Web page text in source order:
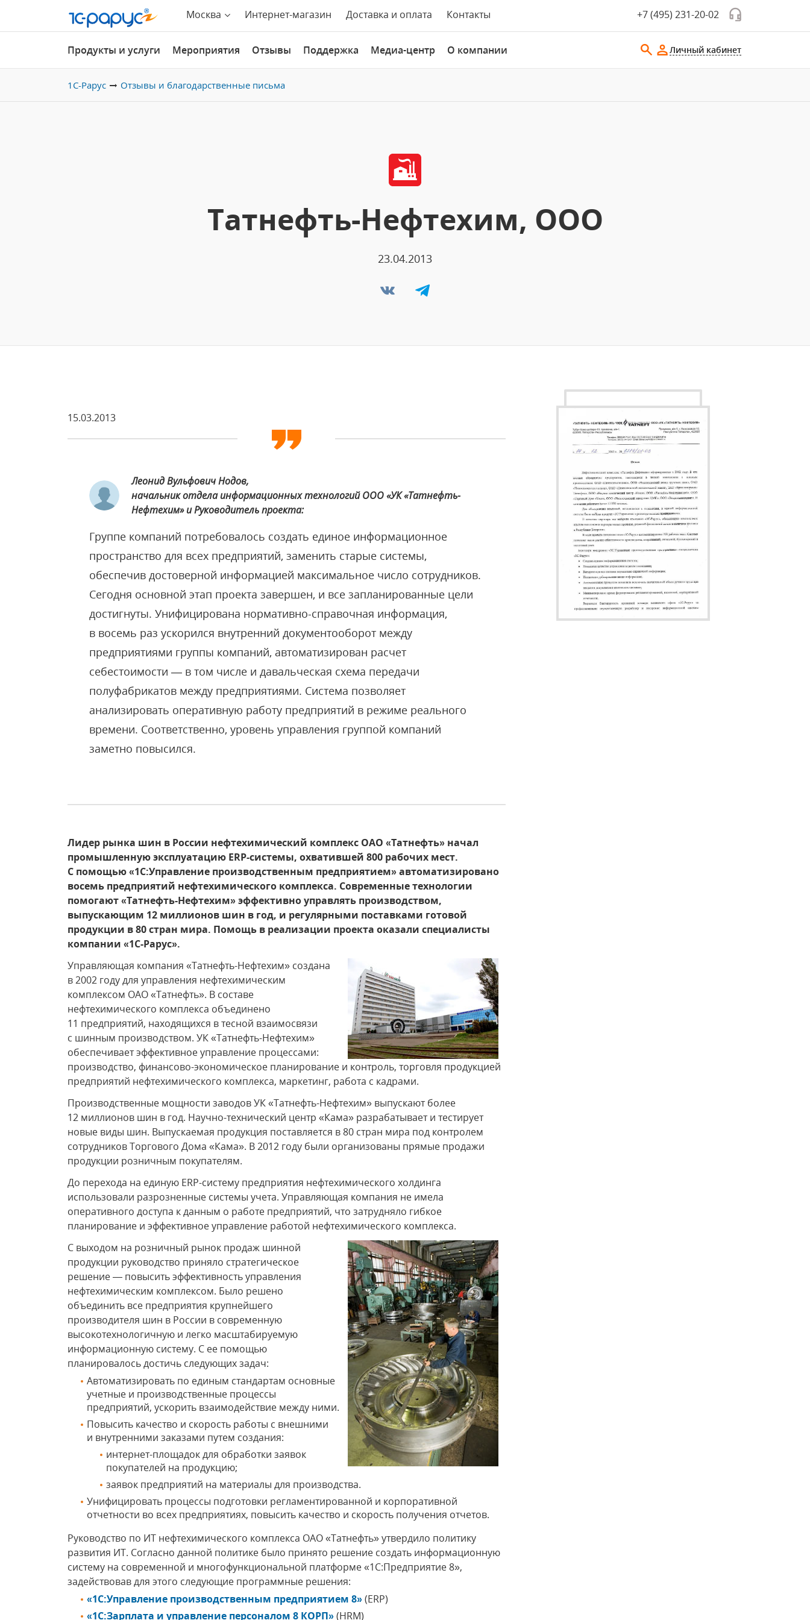
Москва Интернет-магазин Доставка и оплата Контакты +7 (495) 231-20-02
Продукты и услуги Мероприятия Отзывы Поддержка Медиа-центр О компании Личный кабинет
1С-Рарус Отзывы и благодарственные письма
Татнефть-Нефтехим, ООО
23.04.2013
15.03.2013
Леонид Вульфович Нодов,
начальник отдела информационных технологий ООО «УК «Татнефть-
Нефтехим» и Руководитель проекта:
Группе компаний потребовалось создать единое информационное
пространство для всех предприятий, заменить старые системы,
обеспечив достоверной информацией максимальное число сотрудников.
Сегодня основной этап проекта завершен, и все запланированные цели
достигнуты. Унифицирована нормативно-справочная информация,
в восемь раз ускорился внутренний документооборот между
предприятиями группы компаний, автоматизирован расчет
себестоимости — в том числе и давальческая схема передачи
полуфабрикатов между предприятиями. Система позволяет
анализировать оперативную работу предприятий в режиме реального
времени. Соответственно, уровень управления группой компаний
заметно повысился.
Лидер рынка шин в России нефтехимический комплекс ОАО «Татнефть» начал
промышленную эксплуатацию ERP-системы, охватившей 800 рабочих мест.
С помощью «1С:Управление производственным предприятием» автоматизировано
восемь предприятий нефтехимического комплекса. Современные технологии
помогают «Татнефть-Нефтехим» эффективно управлять производством,
выпускающим 12 миллионов шин в год, и регулярными поставками готовой
продукции в 80 стран мира. Помощь в реализации проекта оказали специалисты
компании «1С-Рарус».
Управляющая компания «Татнефть-Нефтехим» создана
в 2002 году для управления нефтехимическим
комплексом ОАО «Татнефть». В составе
нефтехимического комплекса объединено
11 предприятий, находящихся в тесной взаимосвязи
с шинным производством. УК «Татнефть-Нефтехим»
обеспечивает эффективное управление процессами:
производство, финансово-экономическое планирование и контроль, торговля продукцией
предприятий нефтехимического комплекса, маркетинг, работа с кадрами.
Производственные мощности заводов УК «Татнефть-Нефтехим» выпускают более
12 миллионов шин в год. Научно-технический центр «Кама» разрабатывает и тестирует
новые виды шин. Выпускаемая продукция поставляется в 80 стран мира под контролем
сотрудников Торгового Дома «Кама». В 2012 году были организованы прямые продажи
продукции розничным покупателям.
До перехода на единую ERP-систему предприятия нефтехимического холдинга
использовали разрозненные системы учета. Управляющая компания не имела
оперативного доступа к данным о работе предприятий, что затрудняло гибкое
планирование и эффективное управление работой нефтехимического комплекса.
С выходом на розничный рынок продаж шинной
продукции руководство приняло стратегическое
решение — повысить эффективность управления
нефтехимическим комплексом. Было решено
объединить все предприятия крупнейшего
производителя шин в России в современную
высокотехнологичную и легко масштабируемую
информационную систему. С ее помощью
планировалось достичь следующих задач:
Автоматизировать по единым стандартам основные
учетные и производственные процессы
предприятий, ускорить взаимодействие между ними.
Повысить качество и скорость работы с внешними
и внутренними заказами путем создания:
интернет-площадок для обработки заявок
покупателей на продукцию;
заявок предприятий на материалы для производства.
Унифицировать процессы подготовки регламентированной и корпоративной
отчетности во всех предприятиях, повысить качество и скорость получения отчетов.
Руководство по ИТ нефтехимического комплекса ОАО «Татнефть» утвердило политику
развития ИТ. Согласно данной политике было принято решение создать информационную
систему на современной и многофункциональной платформе «1С:Предприятие 8»,
задействовав для этого следующие программные решения:
«1С:Управление производственным предприятием 8»(ERP)
«1C:Зарплата и управление персоналом 8 КОРП»(HRM)